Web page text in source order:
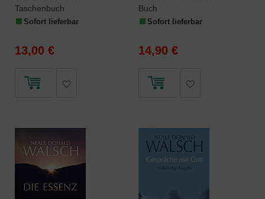
Taschenbuch
Sofort lieferbar
13,00 €
Buch
Sofort lieferbar
14,90 €